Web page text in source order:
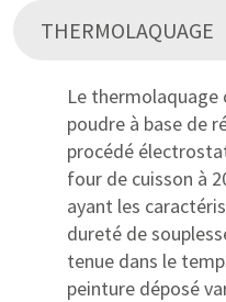
THERMOLAQUAGE
Le thermolaquage
poudre à base de
procédé
four de cuisson à
ayant les
dureté de
tenue dans le
peinture déposé